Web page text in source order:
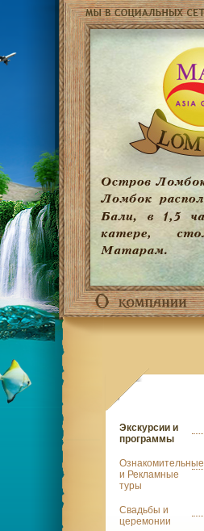
Экскурсии и
программы
Ознакомительные
и Рекламные
туры
Свадьбы и
церемонии